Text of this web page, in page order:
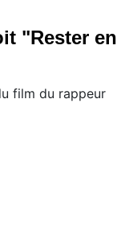
"Rester en
film du rappeur